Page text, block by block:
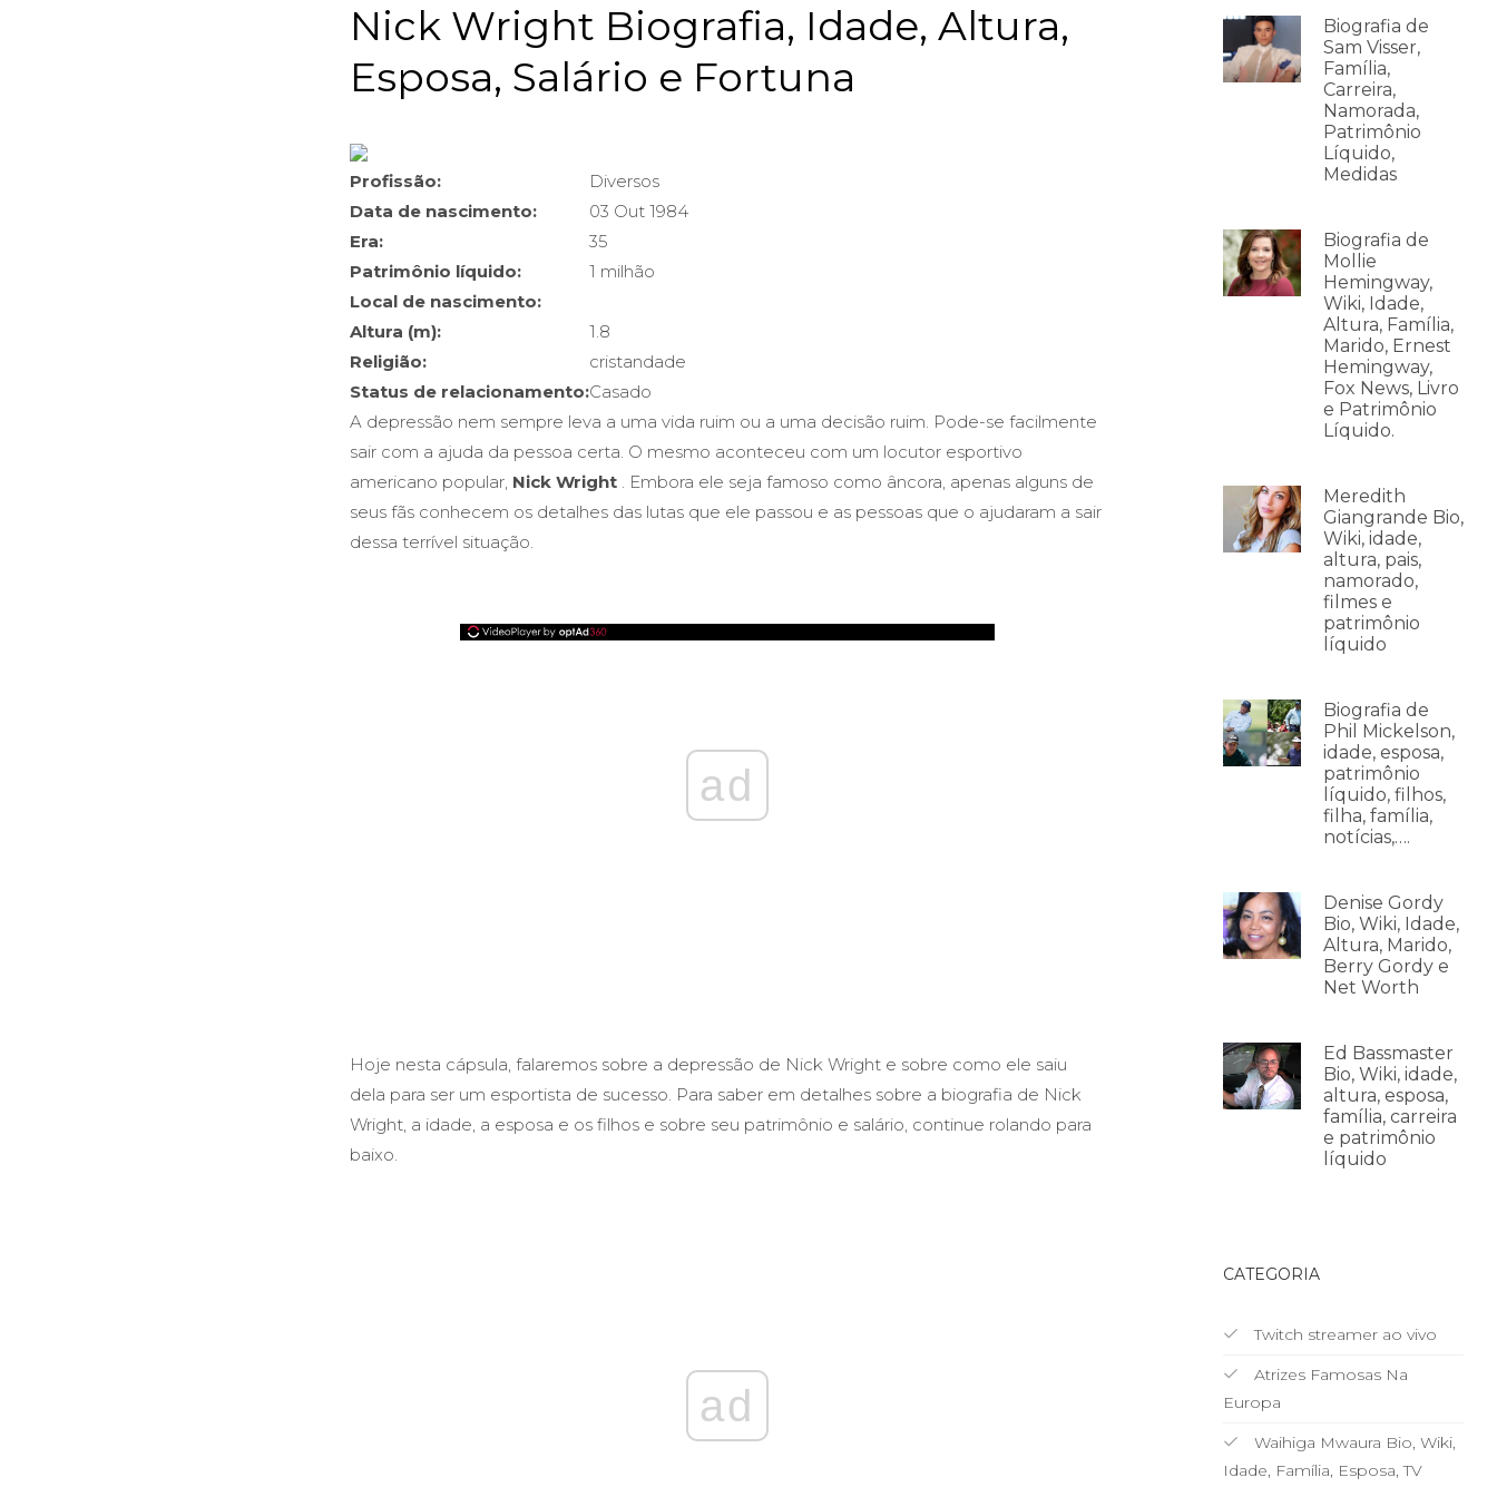
Nick Wright Biografia, Idade, Altura,
Esposa, Salário e Fortuna
Profissão:
Diversos
Data de nascimento:
03 Out 1984
Era:
35
Patrimônio líquido:
1 milhão
Local de nascimento:
Altura (m):
1.8
Religião:
cristandade
Status de relacionamento:Casado
A depressão nem sempre leva a uma vida ruim ou a uma decisão ruim. Pode-se facilmente
sair com a ajuda da pessoa certa. O mesmo aconteceu com um locutor esportivo
americano popular, Nick Wright. Embora ele seja famoso como âncora, apenas alguns de
seus fãs conhecem os detalhes das lutas que ele passou e as pessoas que o ajudaram a sair
dessa terrível situação.
ad
Hoje nesta cápsula, falaremos sobre a depressão de Nick Wright e sobre como ele saiu
dela para ser um esportista de sucesso. Para saber em detalhes sobre a biografia de Nick
Wright, a idade, a esposa e os filhos e sobre seu patrimônio e salário, continue rolando para
baixo.
ad
Biografia de
Sam Visser,
Família,
Carreira,
Namorada,
Patrimônio
Líquido,
Medidas
Biografia de
Mollie
Hemingway,
Wiki, Idade,
Altura, Família,
Marido, Ernest
Hemingway,
Fox News, Livro
e Patrimônio
Líquido.
Meredith
Giangrande Bio,
Wiki, idade,
altura, pais,
namorado,
filmes e
patrimônio
líquido
Biografia de
Phil Mickelson,
idade, esposa,
patrimônio
líquido, filhos,
filha, família,
notícias,….
Denise Gordy
Bio, Wiki, Idade,
Altura, Marido,
Berry Gordy e
Net Worth
Ed Bassmaster
Bio, Wiki, idade,
altura, esposa,
família, carreira
e patrimônio
líquido
CATEGORIA
Twitch streamer ao vivo
Atrizes Famosas Na
Europa
Waihiga Mwaura Bio, Wiki,
Idade, Família, Esposa, TV